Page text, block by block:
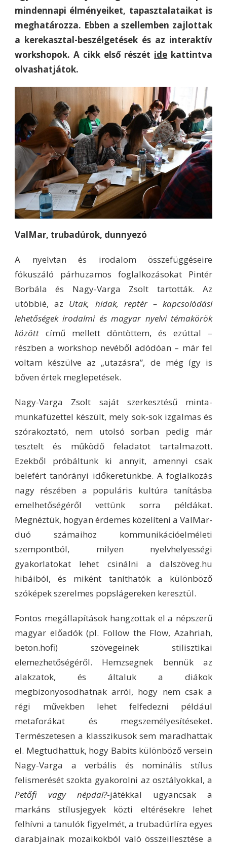
mindennapi élményeiket, tapasztalataikat is
meghatározza. Ebben a szellemben zajlottak
a kerekasztal-beszélgetések és az interaktív
workshopok. A cikk első részét ide kattintva
olvashatjátok.
ValMar, trubadúrok, dunnyezó
A nyelvtan és irodalom összefüggéseire
fókuszáló párhuzamos foglalkozásokat Pintér
Borbála és Nagy-Varga Zsolt tartották. Az
utóbbié, az Utak, hidak, reptér – kapcsolódási
lehetőségek irodalmi és magyar nyelvi témakörök
között című mellett döntöttem, és ezúttal –
részben a workshop nevéből adódóan – már fel
voltam készülve az „utazásra”, de még így is
bőven értek meglepetések.
Nagy-Varga Zsolt saját szerkesztésű minta-
munkafüzettel készült, mely sok-sok izgalmas és
szórakoztató, nem utolsó sorban pedig már
tesztelt és működő feladatot tartalmazott.
Ezekből próbáltunk ki annyit, amennyi csak
belefért tanórányi időkeretünkbe. A foglalkozás
nagy részében a populáris kultúra tanításba
emelhetőségéről vettünk sorra példákat.
Megnéztük, hogyan érdemes közelíteni a ValMar-
duó számaihoz kommunikációelméleti
szempontból, milyen nyelvhelyességi
gyakorlatokat lehet csinálni a dalszöveg.hu
hibáiból, és miként taníthatók a különböző
szóképek szerelmes popslágereken keresztül.
Fontos megállapítások hangzottak el a népszerű
magyar előadók (pl. Follow the Flow, Azahriah,
beton.hofi) szövegeinek stilisztikai
elemezhetőségéről. Hemzsegnek bennük az
alakzatok, és általuk a diákok
megbizonyosodhatnak arról, hogy nem csak a
régi művekben lehet felfedezni például
metaforákat és megszemélyesítéseket.
Természetesen a klasszikusok sem maradhattak
el. Megtudhattuk, hogy Babits különböző versein
Nagy-Varga a verbális és nominális stílus
felismerését szokta gyakorolni az osztályokkal, a
Petőfi vagy népdal?-játékkal ugyancsak a
markáns stílusjegyek közti eltérésekre lehet
felhívni a tanulók figyelmét, a trubadúrlíra egyes
darabjainak mozaikokból való összeillesztése a